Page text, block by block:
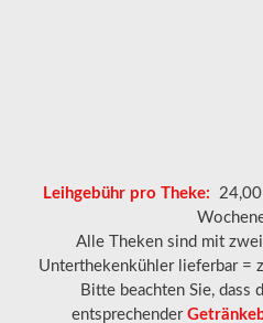
Leihgebühr pro Theke:
Alle Theken sind mit
Unterthekenkühler lieferbar =
Bitte beachten Sie, dass
entsprechender